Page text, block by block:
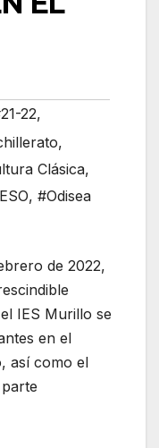
22,
,
Clásica,
, #Odisea
de 2022,
IES Murillo se
en el
así como el